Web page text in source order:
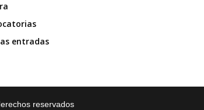
entradas
reservados